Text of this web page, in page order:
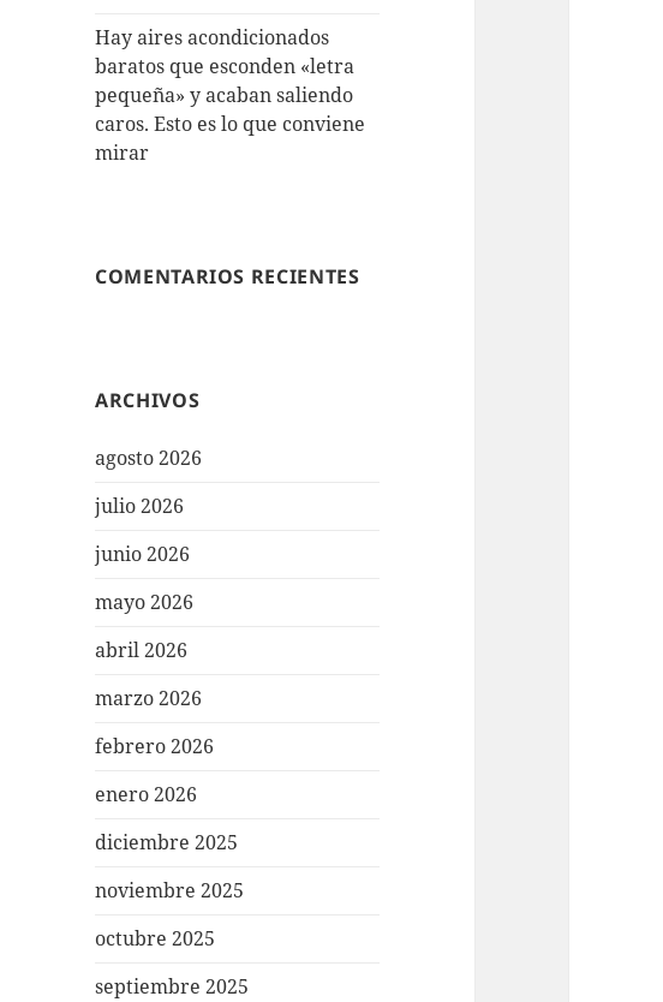
Hay aires acondicionados
baratos que esconden «letra
pequeña» y acaban saliendo
caros. Esto es lo que conviene
mirar
COMENTARIOS RECIENTES
ARCHIVOS
agosto 2026
julio 2026
junio 2026
mayo 2026
abril 2026
marzo 2026
febrero 2026
enero 2026
diciembre 2025
noviembre 2025
octubre 2025
septiembre 2025